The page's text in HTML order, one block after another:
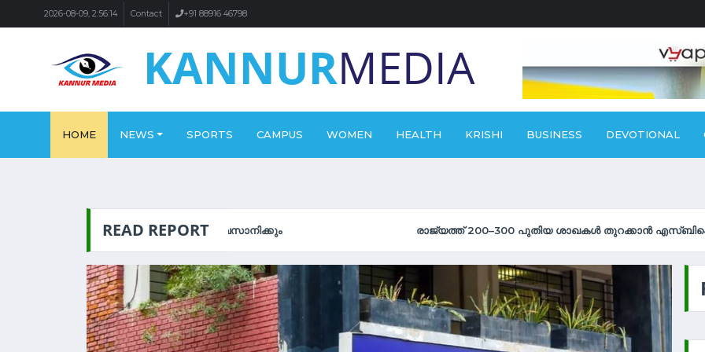
2026-08-09, 2:56:14 Contact +91 88916 46798
KANNURMEDIA
HOME NEWS SPORTS CAMPUS WOMEN HEALTH KRISHI BUSINESS DEVOTIONAL
READ REPORT രാജ്യത്ത് 200–300 പുതിയ ശാഖകൾ തുറക്കാൻ എസ്‌ബിഐ; പ്രതിവർഷം 16,000 പേർക്ക് ജോലി